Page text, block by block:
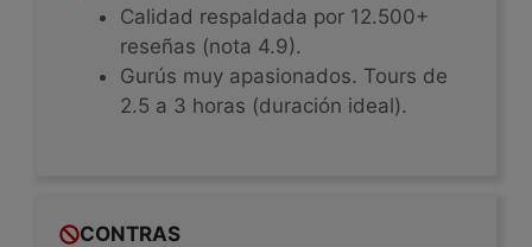
Calidad respaldada por 12.500+
reseñas (nota 4.9).
Gurús muy apasionados. Tours de
2.5 a 3 horas (duración ideal).
CONTRAS